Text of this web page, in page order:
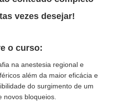
vezes desejar!
o curso:
na anestesia regional e
além da maior eficácia e
do surgimento de um
novos bloqueios.